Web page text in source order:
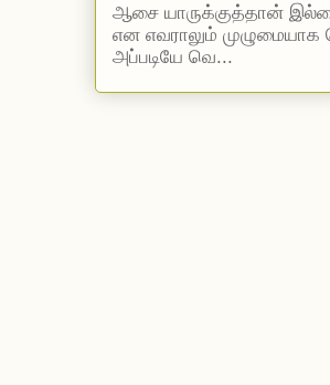
ஆசை யாருக்குத்தான்
என எவராலும்
அப்படியே வெ...